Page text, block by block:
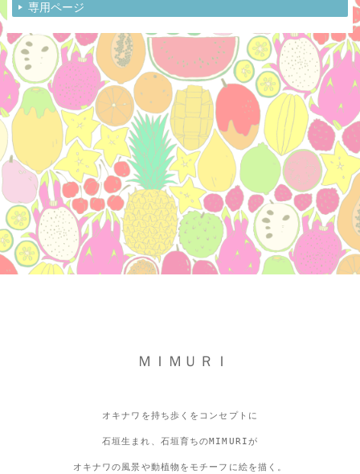
専用ページ
ＭＩＭＵＲＩ
オキナワを持ち歩くをコンセプトに
石垣生まれ、石垣育ちのMIMURIが
オキナワの風景や動植物をモチーフに絵を描く。